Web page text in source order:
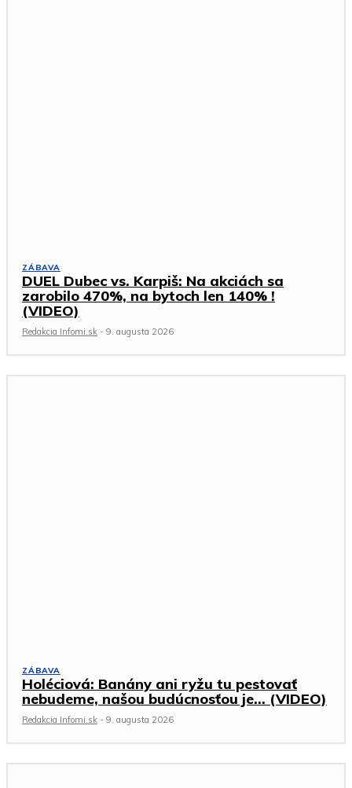
ZÁBAVA
DUEL Dubec vs. Karpiš: Na akciách sa
zarobilo 470%, na bytoch len 140% !
(VIDEO)
Redakcia Infomi.sk - 9. augusta 2026
ZÁBAVA
Holéciová: Banány ani ryžu tu pestovať
nebudeme, našou budúcnosťou je… (VIDEO)
Redakcia Infomi.sk - 9. augusta 2026